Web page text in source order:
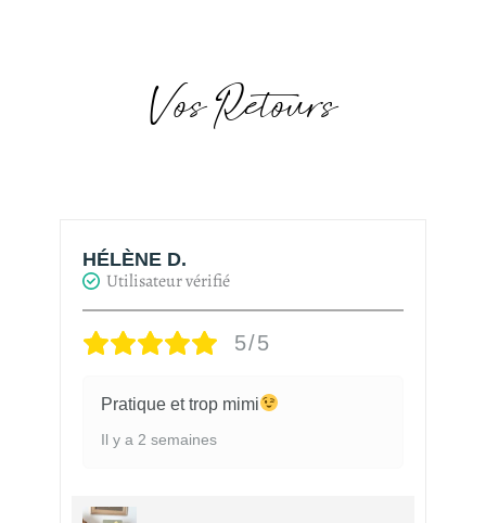
Vos Retours
HÉLÈNE D.
Utilisateur vérifié
5/5
Pratique et trop mimi
Il y a 2 semaines